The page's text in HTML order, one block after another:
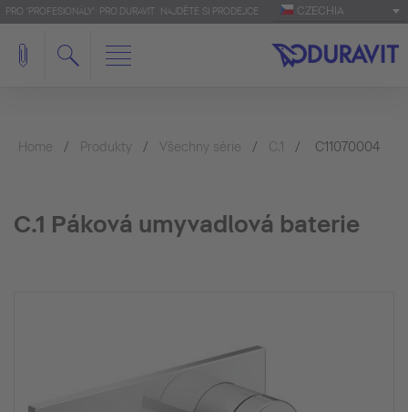
PRO 'PROFESIONÁLY': PRO.DURAVIT NAJDĚTE SI PRODEJCE CZECHIA
Home Produkty Všechny série C.1 C11070004
C.1 Páková umyvadlová baterie